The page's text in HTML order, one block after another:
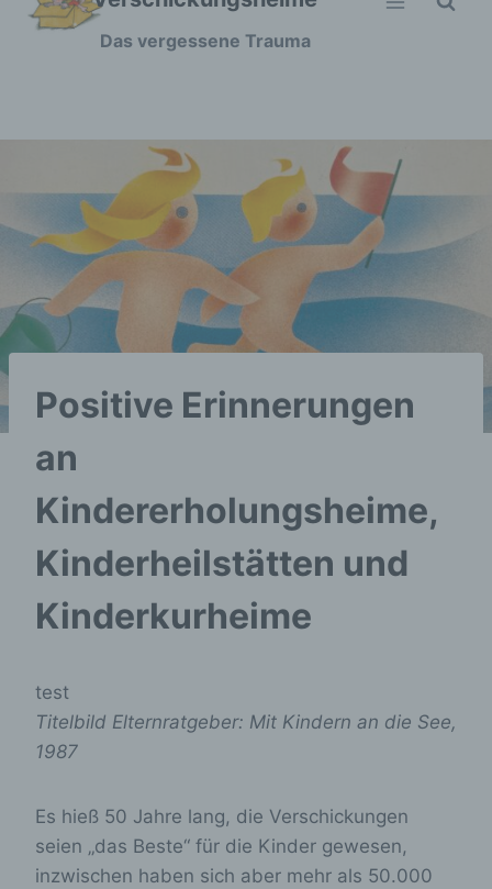
Zum
Das vergessene Trauma
Positive Erinnerungen
an
Kindererholungsheime,
Kinderheilstätten und
Kinderkurheime
test
Titelbild Elternratgeber: Mit Kindern an die See,
1987
Es hieß 50 Jahre lang, die Verschickungen
seien „das Beste“ für die Kinder gewesen,
inzwischen haben sich aber mehr als 50.000